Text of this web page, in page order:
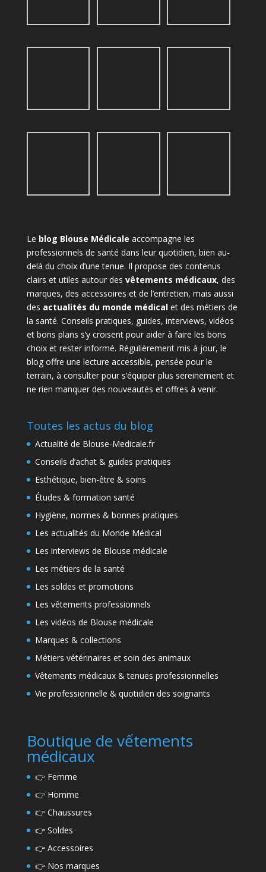
Le blog Blouse Médicale accompagne les
professionnels de santé dans leur quotidien, bien au-
delà du choix d’une tenue. Il propose des contenus
clairs et utiles autour des vêtements médicaux, des
marques, des accessoires et de l’entretien, mais aussi
des actualités du monde médicalet des métiers de
la santé. Conseils pratiques, guides, interviews, vidéos
et bons plans s’y croisent pour aider à faire les bons
choix et rester informé. Régulièrement mis à jour, le
blog offre une lecture accessible, pensée pour le
terrain, à consulter pour s’équiper plus sereinement et
ne rien manquer des nouveautés et offres à venir.
Toutes les actus du blog
Actualité de Blouse-Medicale.fr
Conseils d’achat & guides pratiques
Esthétique, bien-être & soins
Études & formation santé
Hygiène, normes & bonnes pratiques
Les actualités du Monde Médical
Les interviews de Blouse médicale
Les métiers de la santé
Les soldes et promotions
Les vêtements professionnels
Les vidéos de Blouse médicale
Marques & collections
Métiers vétérinaires et soin des animaux
Vêtements médicaux & tenues professionnelles
Vie professionnelle & quotidien des soignants
Boutique de vếtements
médicaux
👉 Femme
👉 Homme
👉 Chaussures
👉 Soldes
👉 Accessoires
👉 Nos marques